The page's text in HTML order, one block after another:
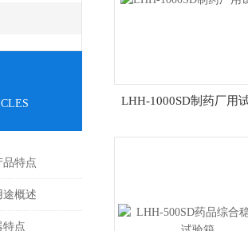
品特点
途概述
特点
LHH-1000SD制药厂用